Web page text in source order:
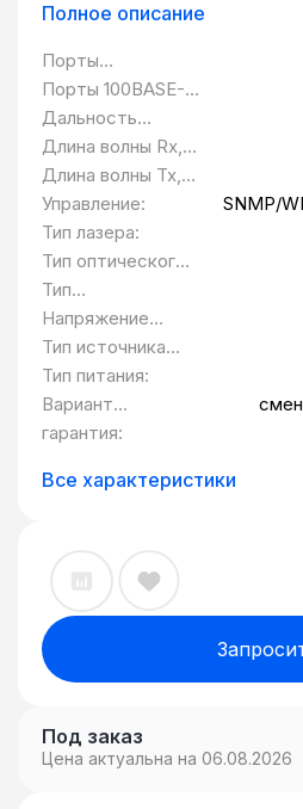
PIN, управление SNMP/
централизованно в
БП, 220В AC QTECH
SCBIDI55/31SM20
Полное описание
Порты
10/100BASE-T:
Порты 100BASE-
FX (встроенные):
Дальность
передачи, км:
Длина волны Rx,
нм:
Длина волны Tx,
нм:
Управление:
SNMP/
Тип лазера:
Тип оптического
волокна:
Тип
фотоприемника:
Напряжение
питания:
Тип источника
питания:
Тип питания:
Вариант
исполнения:
гарантия:
Все характеристики
Под заказ
Цена актуальна на 06.08.2026